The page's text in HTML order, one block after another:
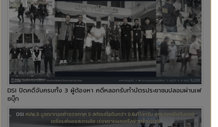
DSI ปิดคดีจับครบทั้ง 3 ผู้ต้องหา คดีหลอกรับทำบัตรประชาชนปลอมผ่านเฟ
ซบุ๊ก